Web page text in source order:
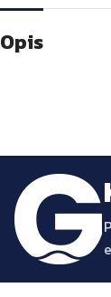
Opis